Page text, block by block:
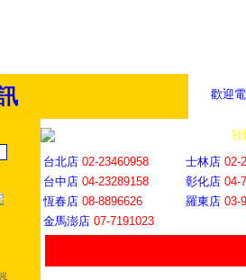
歡迎
社
台北店 02-23460958 士林店 02-
台中店 04-23289158 彰化店 04-
恆春店 08-8896626 羅東店 03-
金馬澎店 07-7191023